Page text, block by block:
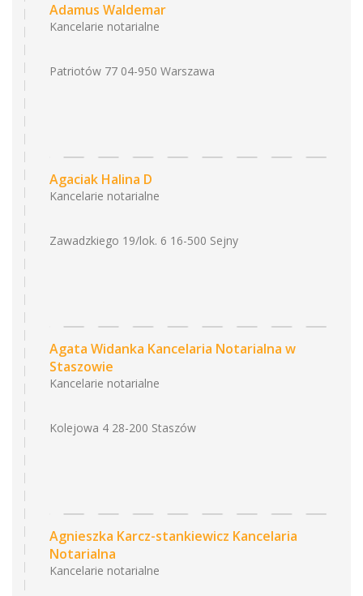
Adamus Waldemar
Kancelarie notarialne
Patriotów 77 04-950 Warszawa
Agaciak Halina D
Kancelarie notarialne
Zawadzkiego 19/lok. 6 16-500 Sejny
Agata Widanka Kancelaria Notarialna w
Staszowie
Kancelarie notarialne
Kolejowa 4 28-200 Staszów
Agnieszka Karcz-stankiewicz Kancelaria
Notarialna
Kancelarie notarialne